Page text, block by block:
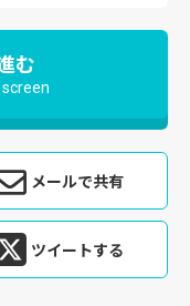
む
メールで共有
ツイートする